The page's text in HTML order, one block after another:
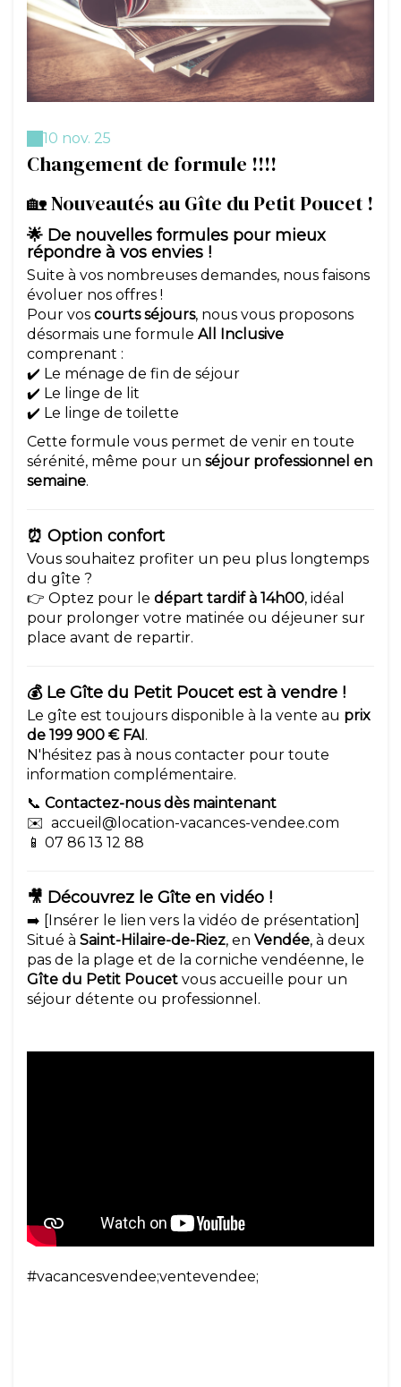
10 nov. 25
Changement de formule !!!!
🏡 Nouveautés au Gîte du Petit Poucet !
🌟 De nouvelles formules pour mieux
répondre à vos envies !
Suite à vos nombreuses demandes, nous faisons
évoluer nos offres !
Pour vos courts séjours, nous vous proposons
désormais une formule All Inclusive
comprenant :
✔️ Le ménage de fin de séjour
✔️ Le linge de lit
✔️ Le linge de toilette
Cette formule vous permet de venir en toute
sérénité, même pour un séjour professionnel en
semaine.
⏰ Option confort
Vous souhaitez profiter un peu plus longtemps
du gîte ?
👉 Optez pour le départ tardif à 14h00, idéal
pour prolonger votre matinée ou déjeuner sur
place avant de repartir.
💰 Le Gîte du Petit Poucet est à vendre !
Le gîte est toujours disponible à la vente au prix
de 199 900 € FAI .
N'hésitez pas à nous contacter pour toute
information complémentaire.
📞 Contactez-nous dès maintenant
✉️ accueil@location-vacances-vendee.com
📱 07 86 13 12 88
🎥 Découvrez le Gîte en vidéo !
➡️ [Insérer le lien vers la vidéo de présentation]
Situé à Saint-Hilaire-de-Riez, en Vendée, à deux
pas de la plage et de la corniche vendéenne, le
Gîte du Petit Poucet vous accueille pour un
séjour détente ou professionnel.
#vacancesvendee;ventevendee;